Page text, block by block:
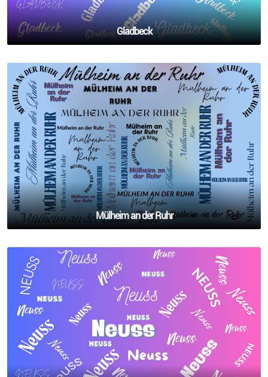
Gladbeck
Mülheim an der Ruhr